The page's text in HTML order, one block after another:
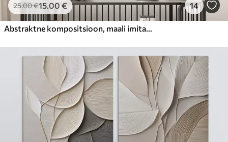
25.00€15.00 € 14
Abstraktne kompositsioon, maali imitatsioon